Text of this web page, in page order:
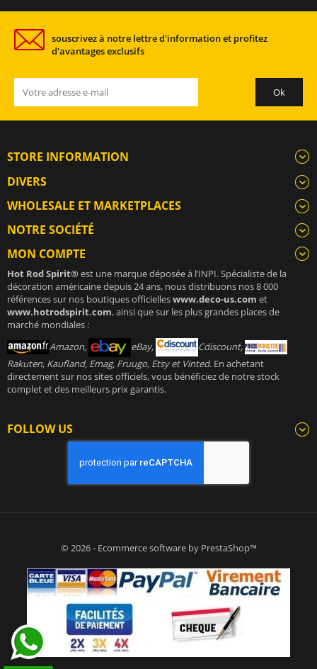
souscrivez à notre lettre d'information et profitez
d'avantages exclusifs
STORE INFORMATION
DIVERS
WHOLESALE ET MARKETPLACES
NOTRE SOCIÉTÉ
MON COMPTE
Hot Rod Spirit®est une marque déposée à l’INPI. Spécialiste de la
décoration américaine depuis 24 ans, nous distribuons nos 8 000
références sur nos boutiques officielleswww.deco-us.com et
www.hotrodspirit.com, ainsi que sur les plus grandes places de
marché mondiales :
Amazon,
eBay,
Cdiscount,
Rakuten, Kaufland, Emag, Fruugo, Etsy et Vinted. En achetant
directement sur nos sites officiels, vous bénéficiez de notre stock
complet et des meilleurs prix garantis.
FOLLOW US
© 2026 - Ecommerce software by PrestaShop™